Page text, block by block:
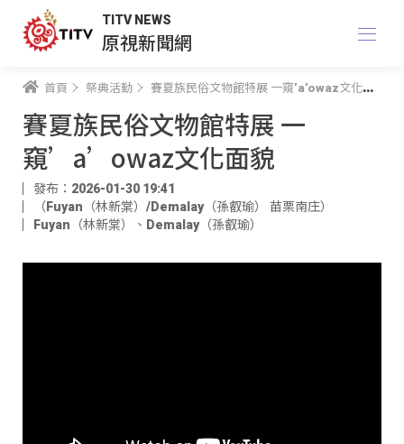
TITV NEWS
原視新聞網
首頁 祭典活動 賽夏族民俗文物館特展 一窺’a’owaz文化面貌
賽夏族民俗文物館特展 一
窺’a’owaz文化面貌
發布：2026-01-30 19:41
（Fuyan（林新棠）/Demalay（孫叡瑜） 苗栗南庄）
Fuyan（林新棠）
、 Demalay（孫叡瑜）